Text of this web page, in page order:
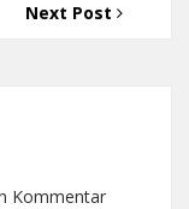
Next Post
Kommentar